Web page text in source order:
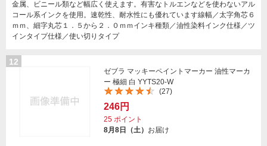
金属、ビニール類など幅広く使えます。有害なトルエンなどを使わないアル
コール系インクを使用。速乾性、耐水性にも優れています線幅／太字角芯６
ｍｍ、細字丸芯１．５から２．０ｍｍインキ種類／油性染料インク仕様／ツ
インタイプ仕様／使い切りタイプ
12
ゼブラ マッキーペイントマーカー 油性マーカ
ー 極細 白 YYTS20-W
(27)
246円
25 ポイント
8月8日（土） お届け